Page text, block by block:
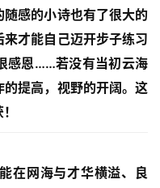
感的小诗也有了很大的
才能自己迈开步子练习
感恩……若没有当初云海
提高，视野的开阔。这
网海与才华横溢、良